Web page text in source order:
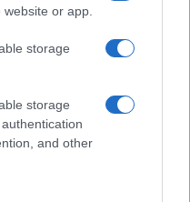
or app.
storage
storage
and other